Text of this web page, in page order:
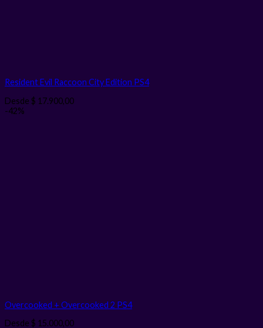
Resident Evil Raccoon City Edition PS4
Desde $ 17.900,00
-42%
Overcooked + Overcooked 2 PS4
Desde $ 15.000,00